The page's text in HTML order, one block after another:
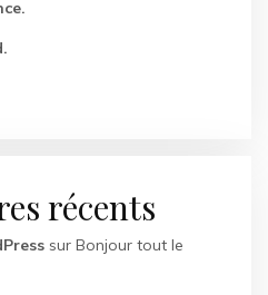
récents
sur Bonjour tout le